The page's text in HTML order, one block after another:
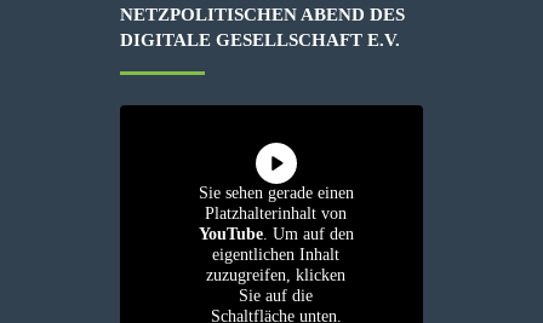
ETZPOLITISCHEN ABEND DES D
IGITALE GESELLSCHAFT E.V.
Sie sehen gerade einen
Platzhalterinhalt von
YouTube. Um auf den
eigentlichen Inhalt
zuzugreifen, klicken
Sie auf die
Schaltfläche unten.